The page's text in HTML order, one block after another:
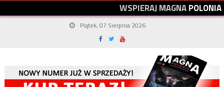
WSPIERAJMAGNAPOLONIA
Piątek, 07 Sierpnia 2026